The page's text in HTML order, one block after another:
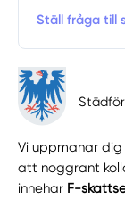
Ställ fråga till
Vi uppmanar
att noggrant
innehar F-